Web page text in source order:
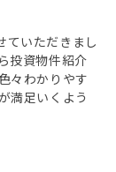
ていただきまし
投資物件紹介
々わかりやす
満足いくよう